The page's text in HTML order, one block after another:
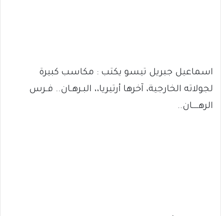
اسماعيل جبريل تيسو يكتب : مكاسب كبيرة
لجولاته الخارجية، آخرها أرتيريا،، البـرهـان.. فـرس
الرهــــان..